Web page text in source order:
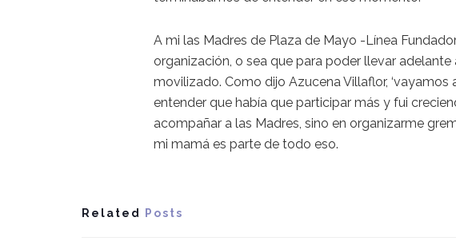
A mi las Madres de Plaza de Mayo -Línea
organización, o sea que para poder llevar
movilizado. Como dijo Azucena Villaflor, ‘vayamos
entender que había que participar más y fui
acompañar a las Madres, sino en organizarme
mi mamá es parte de todo eso.
Related Posts